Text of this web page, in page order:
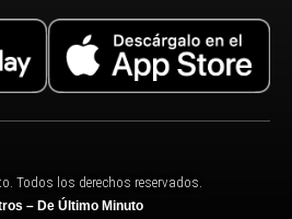
Todos los derechos reservados.
– De Último Minuto